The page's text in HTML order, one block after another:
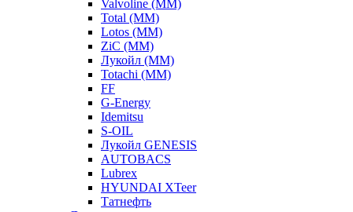
Valvoline (ММ)
Total (ММ)
Lotos (ММ)
ZiC (ММ)
Лукойл (ММ)
Totachi (MM)
FF
G-Energy
Idemitsu
S-OIL
Лукойл GENESIS
AUTOBACS
Lubrex
HYUNDAI XTeer
Татнефть